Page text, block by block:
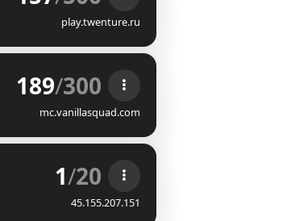
play.twenture.ru
189/300
mc.vanillasquad.com
1/20
45.155.207.151